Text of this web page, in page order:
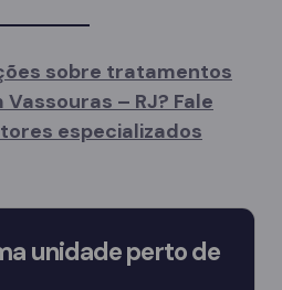
sobre tratamentos
– RJ? Fale
especializados
unidade perto de